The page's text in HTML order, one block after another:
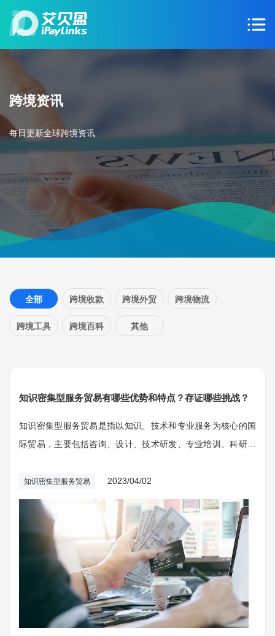
跨境资讯
每日更新全球跨境资讯
全部 跨境收款 跨境外贸 跨境物流
跨境工具 跨境百科 其他
知识密集型服务贸易有哪些优势和特点？存证哪些挑战？
知识密集型服务贸易是指以知识、技术和专业服务为核心的国
际贸易，主要包括咨询、设计、技术研发、专业培训、科研合
备，对于提高经济发展质量和效益具有重要意义。
知识密集型服务贸易 2023/04/02